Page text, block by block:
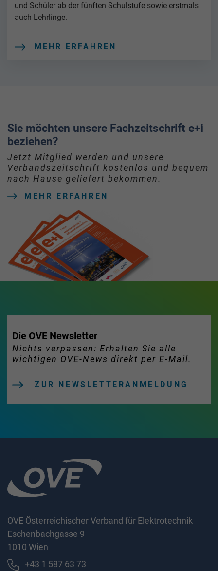
und Schüler ab der fünften Schulstufe sowie erstmals
auch Lehrlinge.
MEHR ERFAHREN
Sie möchten unsere Fachzeitschrift e+i
beziehen?
Jetzt Mitglied werden und unsere
Verbandszeitschrift kostenlos und bequem
nach Hause geliefert bekommen.
MEHR ERFAHREN
Die OVE Newsletter
Nichts verpassen: Erhalten Sie alle
wichtigen OVE-News direkt per E-Mail.
ZUR NEWSLETTERANMELDUNG
OVE Österreichischer Verband für Elektrotechnik
Eschenbachgasse 9
1010 Wien
+43 1 587 63 73